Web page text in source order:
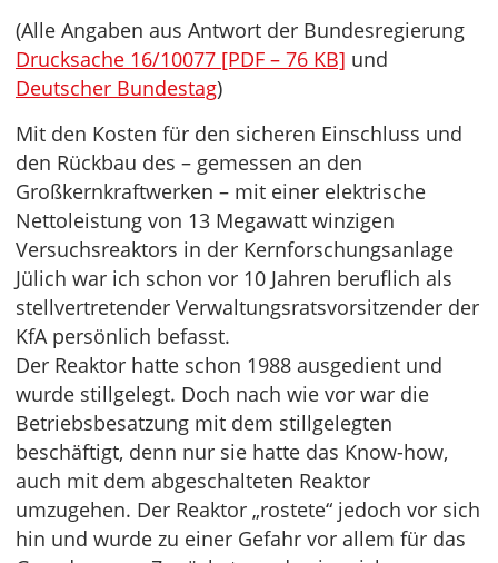
(Alle Angaben aus Antwort der Bundesregierung
Drucksache 16/10077 [PDF – 76 KB] und
Deutscher Bundestag)
Mit den Kosten für den sicheren Einschluss und
den Rückbau des – gemessen an den
Großkernkraftwerken – mit einer elektrische
Nettoleistung von 13 Megawatt winzigen
Versuchsreaktors in der Kernforschungsanlage
Jülich war ich schon vor 10 Jahren beruflich als
stellvertretender Verwaltungsratsvorsitzender der
KfA persönlich befasst.
Der Reaktor hatte schon 1988 ausgedient und
wurde stillgelegt. Doch nach wie vor war die
Betriebsbesatzung mit dem stillgelegten
beschäftigt, denn nur sie hatte das Know-how,
auch mit dem abgeschalteten Reaktor
umzugehen. Der Reaktor „rostete“ jedoch vor sich
hin und wurde zu einer Gefahr vor allem für das